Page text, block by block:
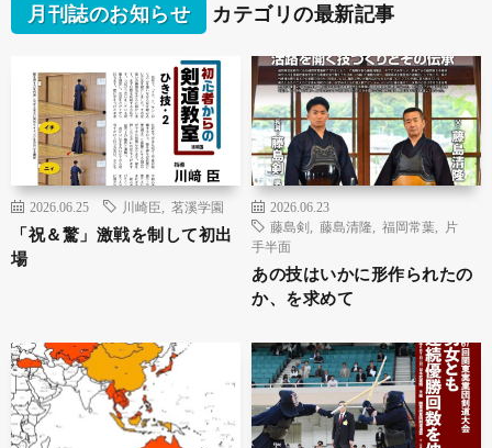
月刊誌のお知らせ カテゴリの最新記事
2026.06.25 川崎臣 茗溪学園
「祝＆驚」激戦を制して初出
場
2026.06.23
藤島剣
藤島清隆 福岡常葉
片
手半面
あの技はいかに形作られたの
か、を求めて